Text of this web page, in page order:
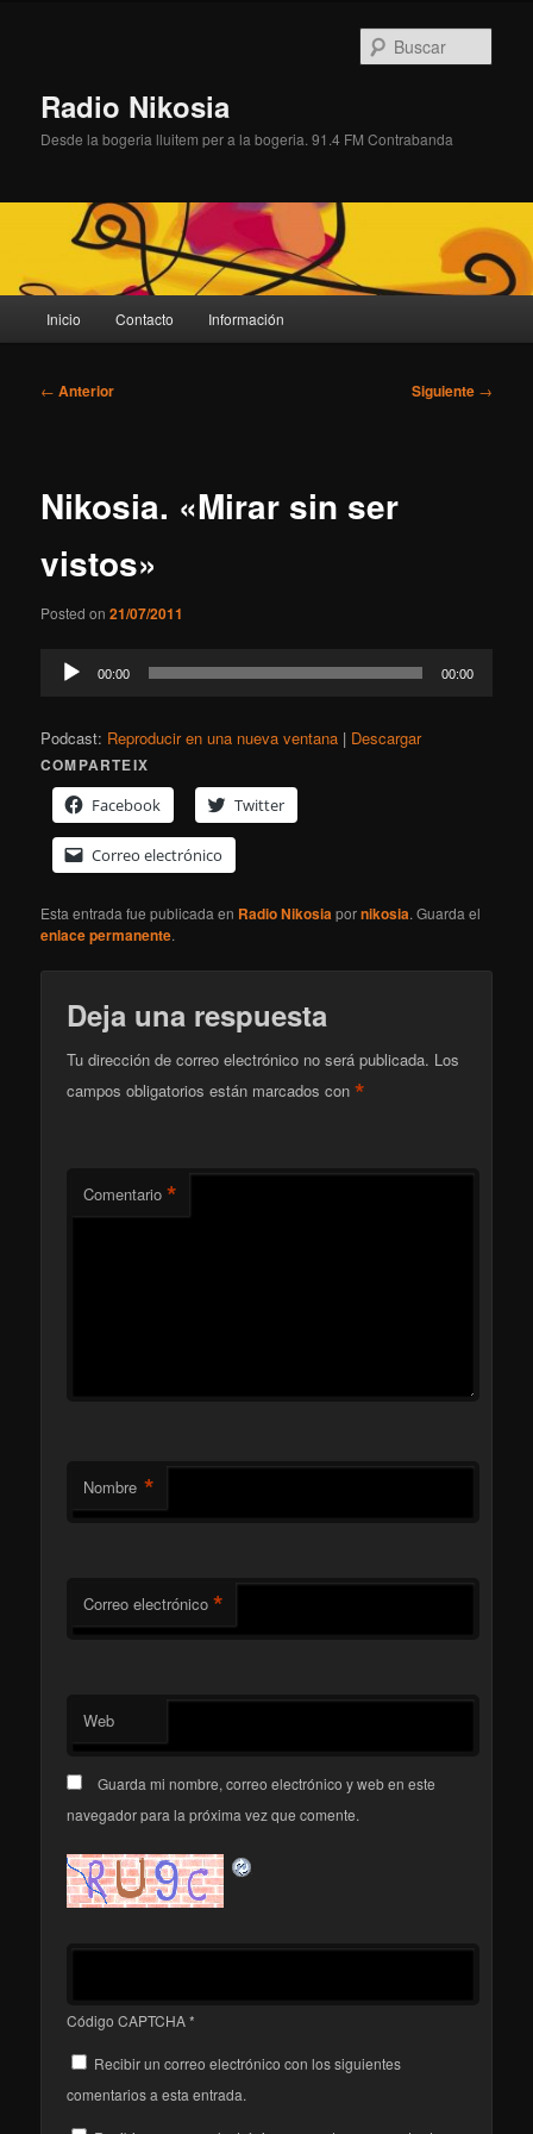
Radio Nikosia
Desde la bogeria lluitem per a la bogeria. 91.4 FM Contrabanda
principal
Inicio Contacto Información
Navegación
← Anterior Siguiente →
Nikosia. «Mirar sin ser
vistos»
Posted on21/07/2011
Reproductor
00:00 00:00
Podcast: Reproducir en una nueva ventana | Descargar
COMPARTEIX
Facebook
Twitter
Correo electrónico
Esta entrada fue publicada en Radio Nikosiapornikosia. Guarda el
enlace permanente.
Deja una respuesta
Tu dirección de correo electrónico no será publicada. Los
campos obligatorios están marcados con*
Comentario *
Nombre *
Correo electrónico *
Web
Guarda mi nombre, correo electrónico y web en este
navegador para la próxima vez que comente.
Código CAPTCHA*
Recibir un correo electrónico con los siguientes
comentarios a esta entrada.